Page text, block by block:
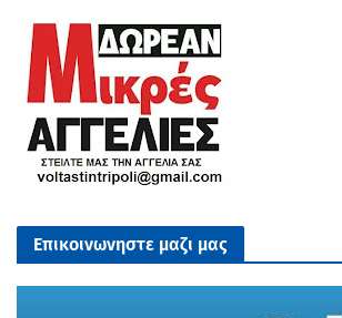
Επικοινωνηστε μαζι μας